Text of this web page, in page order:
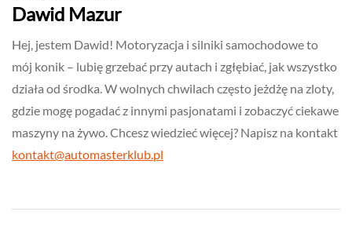
Dawid Mazur
Hej, jestem Dawid! Motoryzacja i silniki samochodowe to
mój konik – lubię grzebać przy autach i zgłębiać, jak wszystko
działa od środka. W wolnych chwilach często jeżdżę na zloty,
gdzie mogę pogadać z innymi pasjonatami i zobaczyć ciekawe
maszyny na żywo. Chcesz wiedzieć więcej? Napisz na kontakt
kontakt@automasterklub.pl